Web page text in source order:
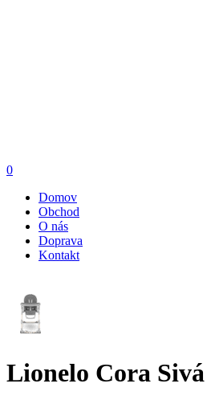
0
Domov
Obchod
O nás
Doprava
Kontakt
Lionelo Cora Sivá